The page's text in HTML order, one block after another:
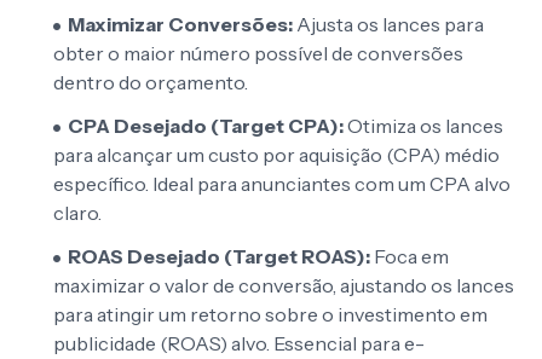
Maximizar Conversões: Ajusta os lances para
obter o maior número possível de conversões
dentro do orçamento.
CPA Desejado (Target CPA):Otimiza os lances
para alcançar um custo por aquisição (CPA) médio
específico. Ideal para anunciantes com um CPA alvo
claro.
ROAS Desejado (Target ROAS): Foca em
maximizar o valor de conversão, ajustando os lances
para atingir um retorno sobre o investimento em
publicidade (ROAS) alvo. Essencial para e-